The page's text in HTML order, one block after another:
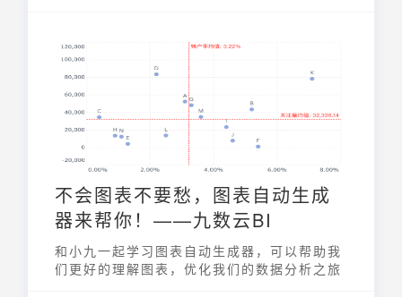
类型及其使用方法。
不会图表不要愁，图表自动生成
器来帮你！——九数云BI
和小九一起学习图表自动生成器，可以帮助我
们更好的理解图表，优化我们的数据分析之旅